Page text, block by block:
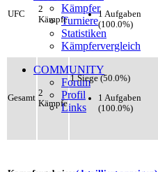
Kämpfer
Turniere
Statistiken
Kämpfervergleich
COMMUNITY
Forum
Profil
Links
UFC
2
Kämpfe
1 Aufgaben
(100.0%)
Gesamt 2
Kämpfe
1 Siege (50.0%)
1 Aufgaben
(100.0%)